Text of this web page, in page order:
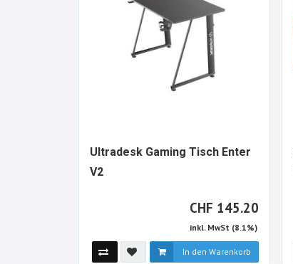
Ultradesk Gaming Tisch Enter
V21280601-
CHF CHF
145.20
inkl. MwSt (8.1%)
In den Warenkorb